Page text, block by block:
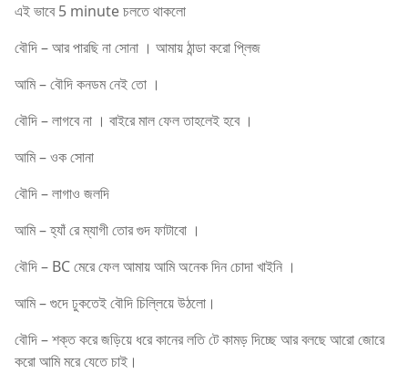
এই ভাবে 5 minute চলতে থাকলো
বৌদি – আর পারছি না সোনা । আমায় ঠান্ডা করো প্লিজ
আমি – বৌদি কনডম নেই তো ।
বৌদি – লাগবে না । বাইরে মাল ফেল তাহলেই হবে ।
আমি – ওক সোনা
বৌদি – লাগাও জলদি
আমি – হ্যাঁ রে ম্যাগী তোর গুদ ফাটাবো ।
বৌদি – BC মেরে ফেল আমায় আমি অনেক দিন চোদা খাইনি ।
আমি – গুদে ঢুকতেই বৌদি চিল্লিয়ে উঠলো।
বৌদি – শক্ত করে জড়িয়ে ধরে কানের লতি টে কামড় দিচ্ছে আর বলছে আরো জোরে
করো আমি মরে যেতে চাই।